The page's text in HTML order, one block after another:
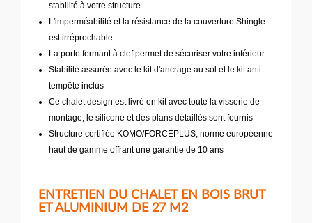
stabilité à votre structure
L'imperméabilité et la résistance de la couverture Shingle
est irréprochable
La porte fermant à clef permet de sécuriser votre intérieur
Stabilité assurée avec le kit d'ancrage au sol et le kit anti-
tempête inclus
Ce chalet design est livré en kit avec toute la visserie de
montage, le silicone et des plans détaillés sont fournis
Structure certifiée KOMO/FORCEPLUS, norme européenne
haut de gamme offrant une garantie de 10 ans
ENTRETIEN DU CHALET EN BOIS BRUT
ET ALUMINIUM DE 27 M2